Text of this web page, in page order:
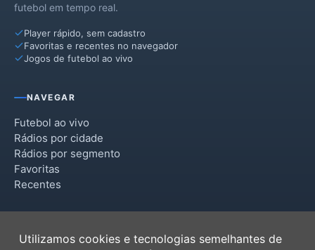
futebol em tempo real.
Player rápido, sem cadastro
Favoritas e recentes no navegador
Jogos de futebol ao vivo
NAVEGAR
Futebol ao vivo
Rádios por cidade
Rádios por segmento
Favoritas
Recentes
Utilizamos cookies e tecnologias semelhantes de